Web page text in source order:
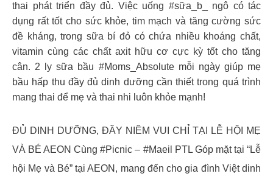
thai phát triển đầy đủ. Việc uống #sữa_b_ ngô có tác
dụng rất tốt cho sức khỏe, tim mạch và tăng cường sức
đề kháng, trong sữa bí đỏ có chứa nhiều khoáng chất,
vitamin cùng các chất axit hữu cơ cực kỳ tốt cho tăng
cân. 2 ly sữa bầu #Moms_Absolute mỗi ngày giúp mẹ
bầu hấp thu đầy đủ dinh dưỡng cần thiết trong quá trình
mang thai để mẹ và thai nhi luôn khỏe mạnh!
ĐỦ DINH DƯỠNG, ĐẦY NIỀM VUI CHỈ TẠI LỄ HỘI MẸ
VÀ BÉ AEON Cùng #Picnic – #Maeil PTL Góp mặt tại “Lễ
hội Mẹ và Bé” tại AEON, mang đến cho gia đình Việt dinh